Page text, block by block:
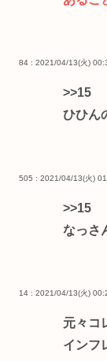
84 : 2021/04/13(火)
>>15
ひひん
505 : 2021/04/13(火)
>>15
なっさ
14 : 2021/04/13(火)
元々コ
インフ